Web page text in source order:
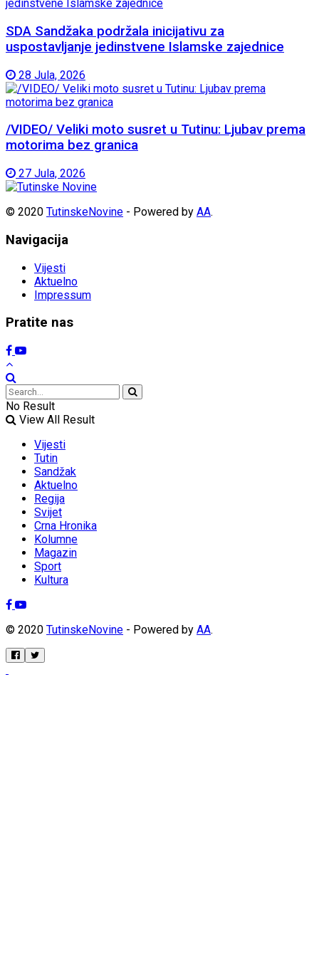
SDA Sandžaka podržala inicijativu za
uspostavljanje jedinstvene Islamske zajednice
28 Jula, 2026
/VIDEO/ Veliki moto susret u Tutinu: Ljubav prema
motorima bez granica
27 Jula, 2026
© 2020 TutinskeNovine - Powered by AA.
Navigacija
Vijesti
Aktuelno
Impressum
Pratite nas
No Result
View All Result
Vijesti
Tutin
Sandžak
Aktuelno
Regija
Svijet
Crna Hronika
Kolumne
Magazin
Sport
Kultura
© 2020 TutinskeNovine - Powered by AA.